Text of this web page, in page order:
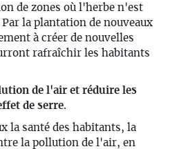
de zones où l'herbe n'est
Par la plantation de nouveaux
à créer de nouvelles
rafraîchir les habitants
de l'air et réduire les
de serre.
la santé des habitants, la
la pollution de l'air, en